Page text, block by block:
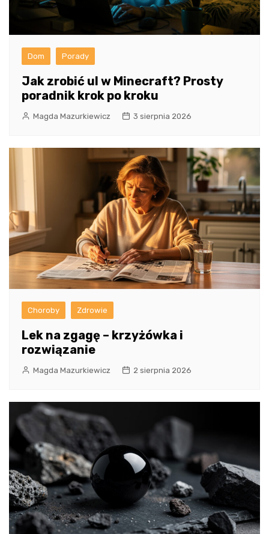
Dom Porady
Jak zrobić ul w Minecraft? Prosty
poradnik krok po kroku
Magda Mazurkiewicz 3 sierpnia 2026
Choroby Zdrowie
Lek na zgagę – krzyżówka i
rozwiązanie
Magda Mazurkiewicz 2 sierpnia 2026